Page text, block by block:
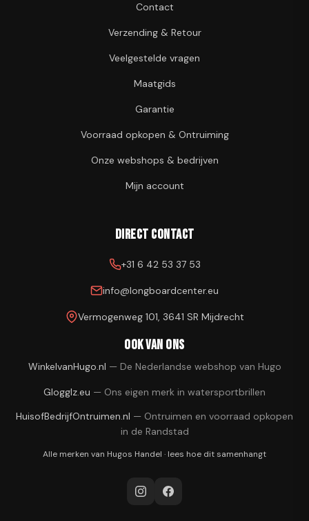
Contact
Verzending & Retour
Veelgestelde vragen
Maatgids
Garantie
Voorraad opkopen & Ontruiming
Onze webshops & bedrijven
Mijn account
Direct contact
+31 6 42 53 37 53
info@longboardcenter.eu
Vermogenweg 101, 3641 SR Mijdrecht
Ook van ons
WinkelvanHugo.nl — De Nederlandse webshop van Hugo
Glogglz.eu — Ons eigen merk in watersportbrillen
HuisofBedrijfOntruimen.nl — Ontruimen en voorraad opkopen
in de Randstad
Alle merken van Hugos Handel · lees hoe dit samenhangt